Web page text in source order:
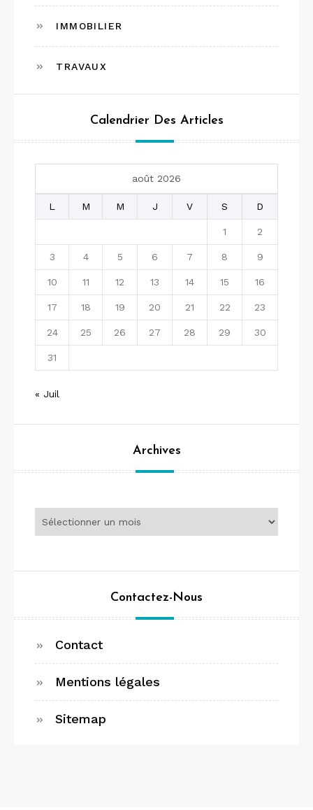
IMMOBILIER
TRAVAUX
Calendrier Des Articles
août 2026
L M M J V S D
1 2
3 4 5 6 7 8 9
10 11 12 13 14 15 16
17 18 19 20 21 22 23
24 25 26 27 28 29 30
31
« Juil
Archives
Contactez-Nous
Contact
Mentions légales
Sitemap